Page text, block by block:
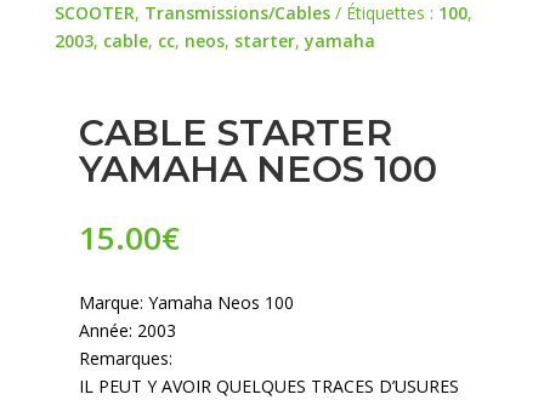
SCOOTER, Transmissions/Cables Étiquettes : 100,
2003, cable, cc, neos, starter,yamaha
CABLE STARTER
YAMAHA NEOS 100
15.00€
Marque: Yamaha Neos 100
Année: 2003
Remarques:
IL PEUT Y AVOIR QUELQUES TRACES D’USURES